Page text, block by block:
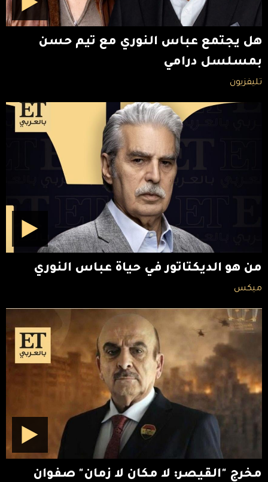
هل يجتمع عباس النوري مع تيم حسن
بمسلسل درامي
تليفزيون
من هو الديكتاتور في حياة عباس النوري
ميكس
مخرج "القيصر: لا مكان لا زمان" صفوان